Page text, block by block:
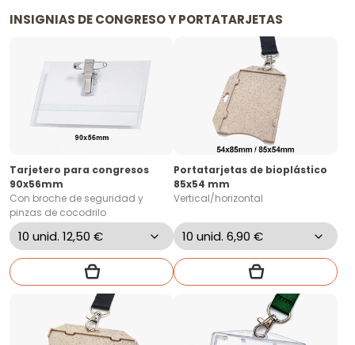
INSIGNIAS DE CONGRESO Y PORTATARJETAS
Tarjetero para congresos
90x56mm
Con broche de seguridad y
pinzas de cocodrilo
Portatarjetas de bioplástico
85x54 mm
Vertical/horizontal